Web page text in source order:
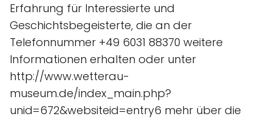
Erfahrung für Interessierte und
Geschichtsbegeisterte, die an der
Telefonnummer +49 6031 88370 weitere
Informationen erhalten oder unter
http://www.wetterau-
museum.de/index_main.php?
unid=672&websiteid=entry6 mehr über die